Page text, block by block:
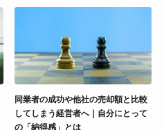
同業者の成功や他社の売却額と比較
してしまう経営者へ｜自分にとって
の「納得感」とは